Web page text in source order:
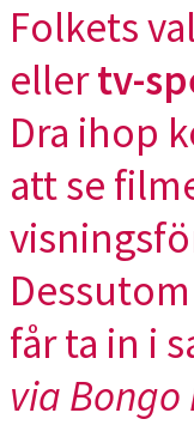
Folkets
ellertv-
Dra ihop
att se
får ta in i
via Bongo